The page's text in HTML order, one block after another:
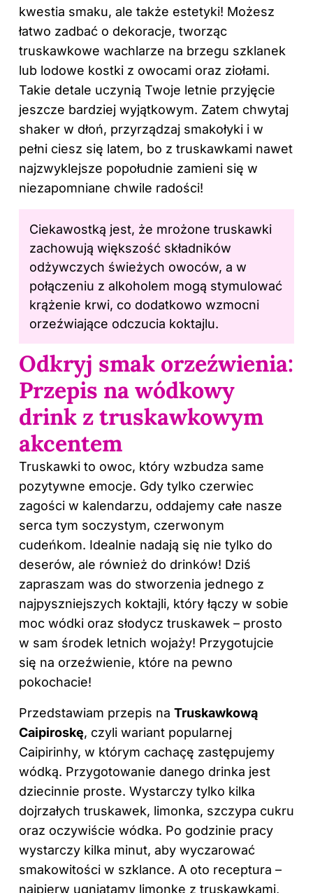
kwestia smaku, ale także estetyki! Możesz
łatwo zadbać o dekoracje, tworząc
truskawkowe wachlarze na brzegu szklanek
lub lodowe kostki z owocami oraz ziołami.
Takie detale uczynią Twoje letnie przyjęcie
jeszcze bardziej wyjątkowym. Zatem chwytaj
shaker w dłoń, przyrządzaj smakołyki i w
pełni ciesz się latem, bo z truskawkami nawet
najzwyklejsze popołudnie zamieni się w
niezapomniane chwile radości!
Ciekawostką jest, że mrożone truskawki
zachowują większość składników
odżywczych świeżych owoców, a w
połączeniu z alkoholem mogą stymulować
krążenie krwi, co dodatkowo wzmocni
orzeźwiające odczucia koktajlu.
Odkryj smak orzeźwienia:
Przepis na wódkowy
drink z truskawkowym
akcentem
Truskawki to owoc, który wzbudza same
pozytywne emocje. Gdy tylko czerwiec
zagości w kalendarzu, oddajemy całe nasze
serca tym soczystym, czerwonym
cudeńkom. Idealnie nadają się nie tylko do
deserów, ale również do drinków! Dziś
zapraszam was do stworzenia jednego z
najpyszniejszych koktajli, który łączy w sobie
moc wódki oraz słodycz truskawek – prosto
w sam środek letnich wojaży! Przygotujcie
się na orzeźwienie, które na pewno
pokochacie!
Przedstawiam przepis na Truskawkową
Caipiroskę, czyli wariant popularnej
Caipirinhy, w którym cachaçę zastępujemy
wódką. Przygotowanie danego drinka jest
dziecinnie proste. Wystarczy tylko kilka
dojrzałych truskawek, limonka, szczypa cukru
oraz oczywiście wódka. Po godzinie pracy
wystarczy kilka minut, aby wyczarować
smakowitości w szklance. A oto receptura –
najpierw ugniatamy limonkę z truskawkami,